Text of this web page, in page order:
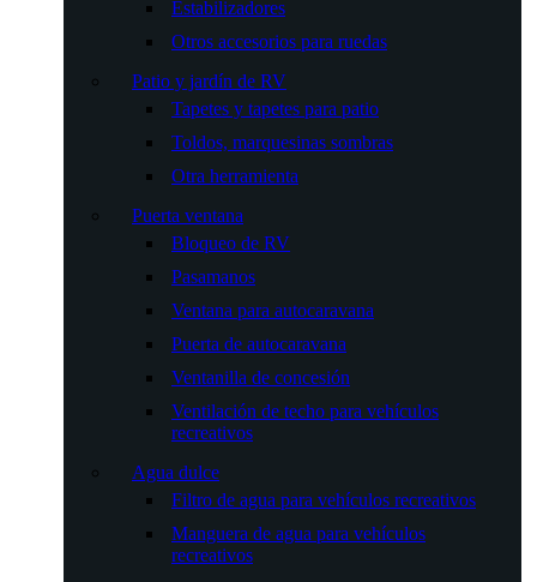
Estabilizadores
Otros accesorios para ruedas
Patio y jardín de RV
Tapetes y tapetes para patio
Toldos, marquesinas sombras
Otra herramienta
Puerta ventana
Bloqueo de RV
Pasamanos
Ventana para autocaravana
Puerta de autocaravana
Ventanilla de concesión
Ventilación de techo para vehículos
recreativos
Agua dulce
Filtro de agua para vehículos recreativos
Manguera de agua para vehículos
recreativos